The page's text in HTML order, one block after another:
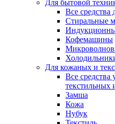
Для бытовой
Все средства
Стиральные
Кофемашины
Для кожаных и
Все средства
текстильных
Замша
Кожа
Нубук